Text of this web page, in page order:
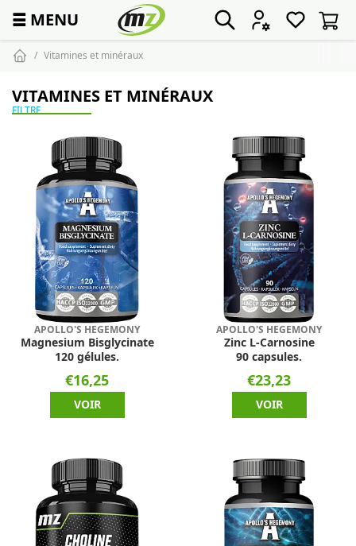
☰ MENU
Vitamines et minéraux
VITAMINES ET MINÉRAUX
FILTRE
APOLLO'S HEGEMONY
Magnesium Bisglycinate
120 gélules.
€16,25
VOIR
APOLLO'S HEGEMONY
Zinc L-Carnosine
90 capsules.
€23,23
VOIR